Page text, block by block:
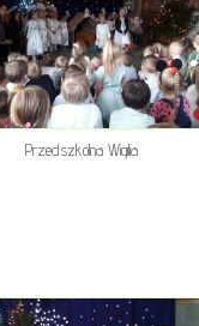
Przedszkolna Wigilia